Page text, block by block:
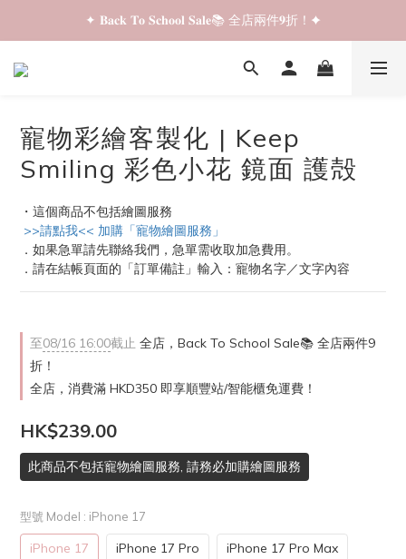
✦ 𝐁𝐚𝐜𝐤 𝐓𝐨 𝐒𝐜𝐡𝐨𝐨𝐥 𝐒𝐚𝐥𝐞📚 全店兩件𝟗折！✦
✦ 𝐁𝐚𝐜𝐤 𝐓𝐨 𝐒𝐜𝐡𝐨𝐨𝐥 𝐒𝐚𝐥𝐞📚 全店兩件𝟗折！✦
✦ 全店購物滿 𝐇𝐊𝐃𝟑𝟓𝟎 即享順豐站/智能櫃免運費！✦
寵物彩繪客製化 | Keep
Smiling 彩色小花 鏡面 護殻
・這個商品不包括繪圖服務
>>請點我<< 加購「寵物繪圖服務」
．如果急單請先聯絡我們，急單需收取加急費用。
．請在結帳頁面的「訂單備註」輸入：寵物名字／文字內容
至08/16 16:00截止 全店，Back To School Sale📚 全店兩件9
折！
全店，消費滿 HKD350 即享順豐站/智能櫃免運費！
HK$239.00
此商品不包括寵物繪圖服務, 請務必加購繪圖服務
型號 Model : iPhone 17
iPhone 17 iPhone 17 Pro iPhone 17 Pro Max